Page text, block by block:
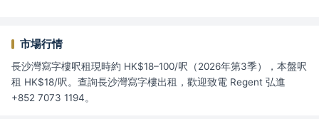
市場行情
長沙灣寫字樓呎租現時約 HK$18–100/呎（2026年第3季），本盤呎
租 HK$18/呎。查詢長沙灣寫字樓出租，歡迎致電 Regent 弘進
+852 7073 1194。